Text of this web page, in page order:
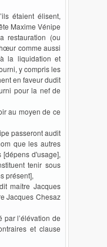
étaient élisent,
Maxime Vénipe
restauration (ou
comme aussi
la liquidation et
y compris les
en faveur dudit
pour la nef de
au moyen de ce
passeront audit
que les autres
d'usage],
tenir sous
présent],
maître Jacques
Jacques Chesaz
par l’élévation de
et clause